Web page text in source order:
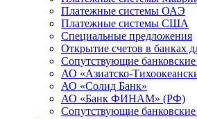
Платежные системы ОАЭ
Платежные системы США
Специальные предложения
Открытие счетов в банках
Сопутствующие банковские
АО «Азиатско-
АО «Солид Банк»
АО «Банк ФИНАМ» (РФ)
Сопутствующие банковские